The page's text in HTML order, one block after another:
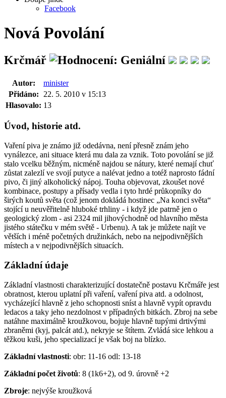
Facebook
Nová Povolání
Krčmář
Autor:
minister
Přidáno:
22. 5. 2010 v 15:13
Hlasovalo: 13
Úvod, historie atd.
Vaření piva je známo již odedávna, není přesně znám jeho
vynálezce, ani situace která mu dala za vznik. Toto povolání se již
stalo vcelku běžným, nicméně najdou se nátury, které nemají chuť
zůstat zalezlí ve svojí putyce a nalévat jedno a totéž naprosto fádní
pivo, či jiný alkoholický nápoj. Touha objevovat, zkoušet nové
kombinace, postupy a přísady vedla i tyto hrdé průkopníky do
širých koutů světa (což jenom dokládá hostinec „Na konci světa“
stojící u neuvěřitelně hluboké trhliny - i když jde patrně jen o
geologický zlom - asi 2324 mil jihovýchodně od hlavního města
jistého státečku v mém světě - Urbenu). A tak je můžete najít ve
větších i méně početných družinkách, nebo na nejpodivnějších
místech a v nejpodivnějších situacích.
Základní údaje
Základní vlastnosti charakterizující dostatečně postavu Krčmáře jest
obratnost, kterou uplatní při vaření, vaření piva atd. a odolnost,
vycházející hlavně z jeho schopnosti sníst a hlavně vypít opravdu
ledacos a taky jeho nezdolnost v případných bitkách. Zbroj na sebe
natáhne maximálně kroužkovou, bojuje hlavně tupými drtivými
zbraněmi (kyj, palcát atd.), nekryje se štítem. Zvládá sice lehkou a
těžkou kuši, jeho specializací je však boj na blízko.
Základní vlastnosti: obr: 11-16 odl: 13-18
Základní počet životů: 8 (1k6+2), od 9. úrovně +2
Zbroje: nejvýše kroužková